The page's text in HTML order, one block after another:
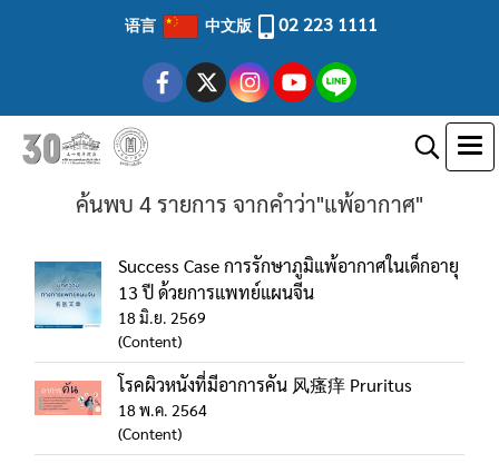
语言 中文版 02 223 1111
ค้นพบ 4 รายการ จากคำว่า"แพ้อากาศ"
Success Case การรักษาภูมิแพ้อากาศในเด็กอายุ
13 ปี ด้วยการแพทย์แผนจีน
18 มิ.ย. 2569
(Content)
โรคผิวหนังที่มีอาการคัน 风瘙痒 Pruritus
18 พ.ค. 2564
(Content)